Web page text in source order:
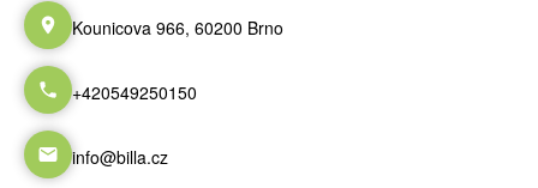
Kounicova 966, 60200 Brno
+420549250150
info@billa.cz